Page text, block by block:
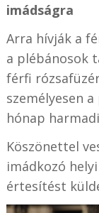
imádságra
Arra hívják a
a plébánosok
férfi
személyesen
hónap
Köszönettel
imádkozó
értesítést